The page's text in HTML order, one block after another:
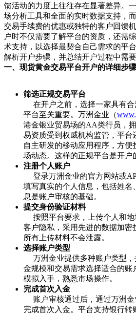
馈活动的力度上往往存在显著差异。
场分析工具和全面的实时数据支持，
交易手续费的优惠或独特的客户回馈
户时不仅需要了解平台的资质，还需
术支持，以选择最契合自己需求的平
解析开户步骤，并总结开户过程中需
一、现货黄金交易平台开户的详细步骤
筛选正规交易平台
在开户之前，选择一家具有
平台至关重要。万洲金业（
港金银业贸易场的AA类行员，
易资质受到权威机构监管，平台
自主研发的移动应用程序，方
场动态。这样的正规平台是开户
注册个人账户
登录万洲金业的官方网站或
填写真实的个人信息，包括姓名
息是账户审核的基础。
提交身份验证材料
按照平台要求，上传个人和
客户隐私，采用先进的数据加密
所有上传材料不会泄露。
选择账户类型
万洲金业提供多种账户类型
金规模和交易需求选择适合的账
模拟入手，熟悉市场操作。
完成首次入金
账户审核通过后，通过万洲
完成首次入金。平台支持银行转